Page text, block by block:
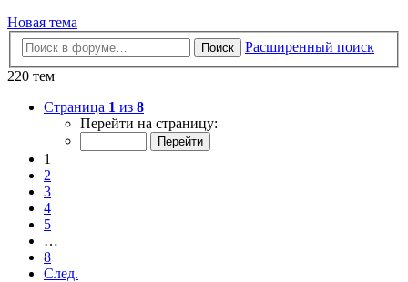
Новая тема
Поиск
Расширенный поиск
220 тем
Страница 1 из 8
Перейти на страницу:
1
2
3
4
5
…
8
След.